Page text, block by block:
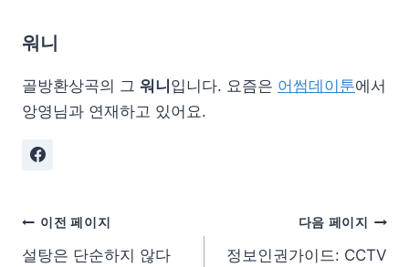
워니
골방환상곡의 그 워니입니다. 요즘은 어썸데이툰에서
앙영님과 연재하고 있어요.
이전 페이지
설탕은 단순하지 않다
다음 페이지
정보인권가이드: CCTV